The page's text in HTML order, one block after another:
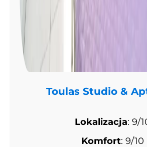
Toulas Studio &
Lokalizacja: 9/
Komfort: 9/10